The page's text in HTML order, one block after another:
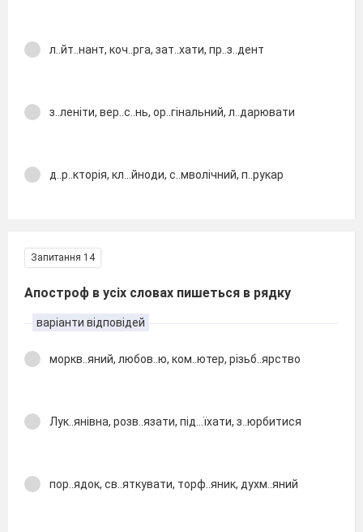
л..йт..нант, коч..рга, зат..хати, пр..з..дент
з..леніти, вер..с..нь, ор..гінальний, л..дарювати
д..р..кторія, кл...йноди, с..мволічний, п..рукар
Запитання 14
Апостроф в усіх словах пишеться в рядку
варіанти відповідей
моркв..яний, любов..ю, ком..ютер, різьб..ярство
Лук..янівна, розв..язати, під...їхати, з..юрбитися
пор..ядок, св..яткувати, торф..яник, духм..яний